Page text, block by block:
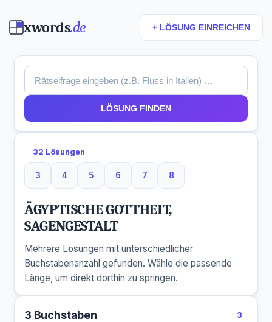
xwords.de + LÖSUNG EINREICHEN
LÖSUNG FINDEN
32 Lösungen
3
3 Buchstaben
4
4 Buchstaben
5
5 Buchstaben
6
6 Buchstaben
7
7 Buchstaben
8
8 Buchstaben
ÄGYPTISCHE GOTTHEIT,
SAGENGESTALT
Mehrere Lösungen mit unterschiedlicher
Buchstabenanzahl gefunden. Wähle die passende
Länge, um direkt dorthin zu springen.
3 Buchstaben 3